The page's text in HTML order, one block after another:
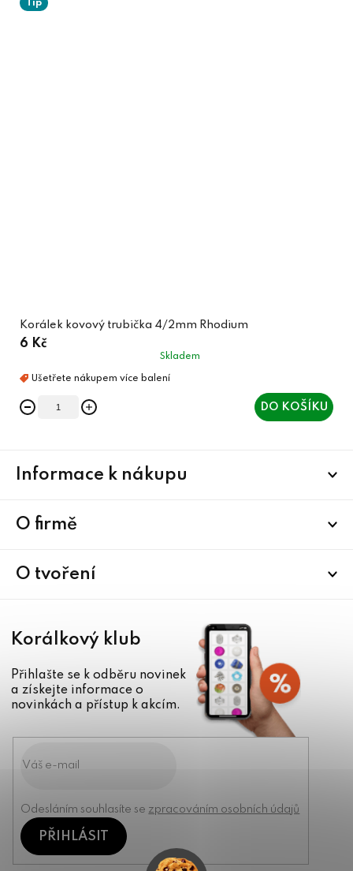
Tip
Korálek kovový trubička 4/2mm Rhodium
6 Kč
Skladem
DO KOŠÍKU
Informace k nákupu
O firmě
O tvoření
Korálkový klub
Přihlašte se k odběru novinek
a získejte informace o
novinkách a přístup k akcím.
Odesláním souhlasíte se zpracováním osobních údajů
PŘIHLÁSIT